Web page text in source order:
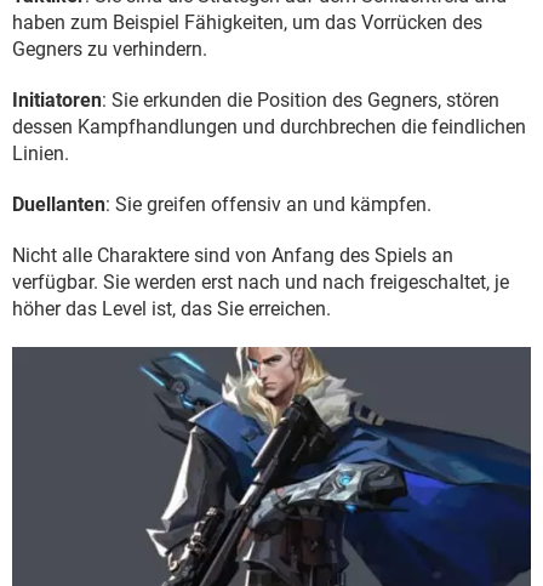
haben zum Beispiel Fähigkeiten, um das Vorrücken des
Gegners zu verhindern.
Initiatoren: Sie erkunden die Position des Gegners, stören
dessen Kampfhandlungen und durchbrechen die feindlichen
Linien.
Duellanten: Sie greifen offensiv an und kämpfen.
Nicht alle Charaktere sind von Anfang des Spiels an
verfügbar. Sie werden erst nach und nach freigeschaltet, je
höher das Level ist, das Sie erreichen.